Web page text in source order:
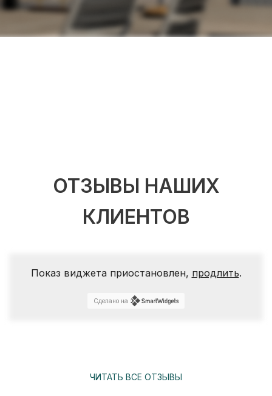
ОТЗЫВЫ НАШИХ
КЛИЕНТОВ
Показ виджета приостановлен, продлить.
Сделано на
ЧИТАТЬ ВСЕ ОТЗЫВЫ